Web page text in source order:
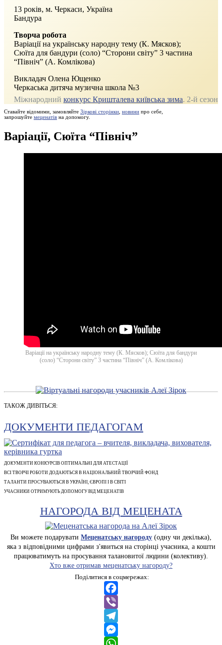
13 років, м. Черкаси, Україна
Бандура
Творча робота
Варіації на українську народну тему (К. Мясков);
Сюїта для бандури (соло) “Сторони світу” 3 частина
“Північ” (А. Комлікова)
Викладач Олена Ющенко
Черкаська дитяча музична школа №3
Міжнародний конкурс Кришталева київська зима. 2‑й сезон
Ставайте відомими, замовляйте Зіркові сторінки новини про себе,
запрошуйте меценатів на допомогу.
Варіації, Сюїта “Північ”
Варіації на українську народну тему (К. Мясков); Сюїта для бандури
(соло) “Сторони світу” 3 частина “Північ” (А. Комлікова)
ТАКОЖ ДИВІТЬСЯ:
ДОКУМЕНТИ ПЕДАГОГАМ
ДОКУМЕНТИ КОНКУРСІВ ОПТИМАЛЬНІ ДЛЯ АТЕСТАЦІЇ
ВСІ ТВОРЧІ РОБОТИ ДОДАЮТЬСЯ В НАЦІОНАЛЬНИЙ ТВОРЧИЙ ФОНД
ТАЛАНТИ ПРОСУВАЮТЬСЯ В УКРАЇНІ, ЄВРОПІ І В СВІТІ
УЧАСНИКИ ОТРИМУЮТЬ ДОПОМОГУ ВІД МЕЦЕНАТІВ
НАГОРОДА ВІД МЕЦЕНАТА
Ви можете подарувати Меценатську нагороду (одну чи декілька),
яка з відповідними цифрами з'явиться на сторінці учасника, а кошти
працюватимуть на просування талановитої людини (колективу).
Хто вже отримав меценатську нагороду?
Поділитися в соцмережах:
Facebook
Viber
Telegram
Messenger